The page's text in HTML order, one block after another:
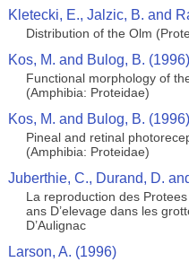
Kletecki, E., Jalzic, B. and
Distribution of the Olm
Kos, M. and Bulog, B. (1996)
Functional morphology of
(Amphibia: Proteidae)
Kos, M. and Bulog, B. (1996)
Pineal and retinal
(Amphibia: Proteidae)
Juberthie, C., Durand, D.
La reproduction des
ans D’elevage dans les
D’Aulignac
Larson, A. (1996)